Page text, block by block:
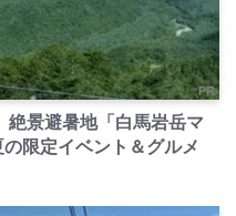
PR
絶景避暑地「白馬岩岳マ
限定イベント＆グルメ